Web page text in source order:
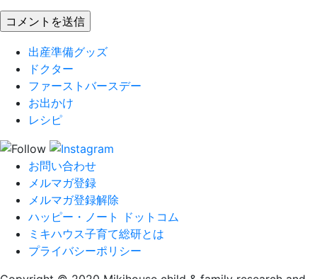
出産準備グッズ
ドクター
ファーストバースデー
お出かけ
レシピ
お問い合わせ
メルマガ登録
メルマガ登録解除
ハッピー・ノート ドットコム
ミキハウス子育て総研とは
プライバシーポリシー